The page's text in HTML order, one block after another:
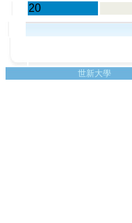
20
世新大學 台